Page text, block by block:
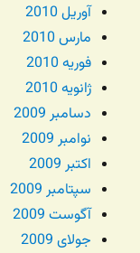
آوریل 2010
مارس 2010
فوریه 2010
ژانویه 2010
دسامبر 2009
نوامبر 2009
اکتبر 2009
سپتامبر 2009
آگوست 2009
جولای 2009